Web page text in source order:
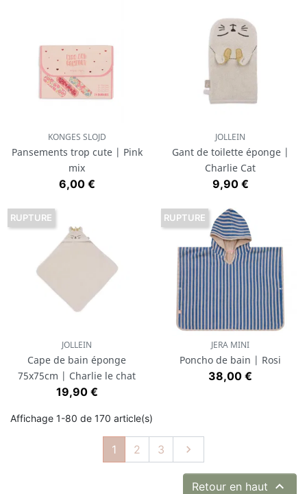
KONGES SLOJD
Pansements trop cute | Pink
mix
Prix
6,00 €
JOLLEIN
Gant de toilette éponge |
Charlie Cat
Prix
9,90 €
JOLLEIN
Cape de bain éponge
75x75cm | Charlie le chat
Prix
19,90 €
RUPTURE
JERA MINI
Poncho de bain | Rosi
Prix
38,00 €
RUPTURE
Affichage 1-80 de 170 article(s)
1 2 3 Suivant

Retour en haut 